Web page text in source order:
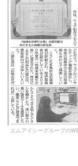
エムアイシーグループの